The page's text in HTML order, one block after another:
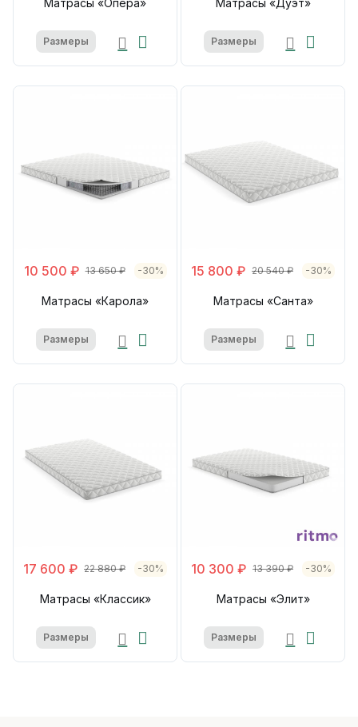
Матрасы «Опера»
Размеры
Матрасы «Дуэт»
Размеры
10 500 ₽ 13 650 ₽ -30%
Матрасы «Карола»
Размеры
15 800 ₽ 20 540 ₽ -30%
Матрасы «Санта»
Размеры
17 600 ₽ 22 880 ₽ -30%
Матрасы «Классик»
Размеры
10 300 ₽ 13 390 ₽ -30%
Матрасы «Элит»
Размеры